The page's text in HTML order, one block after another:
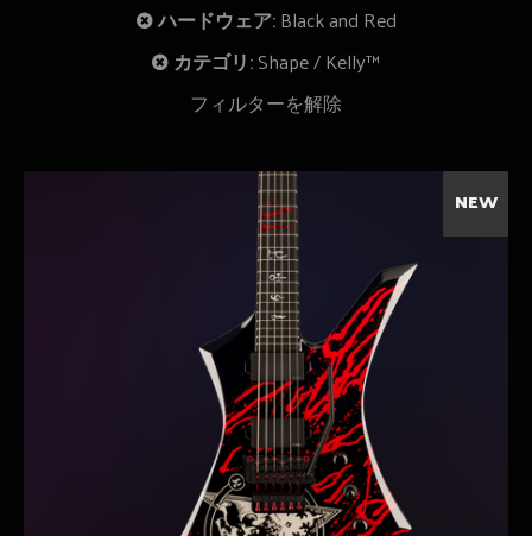
ハードウェア:Black and Red
カテゴリ:Shape Kelly™
フィルターを解除
NEW